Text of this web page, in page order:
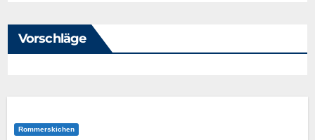
Vorschläge
Rommerskichen